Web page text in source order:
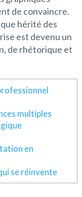
de convaincre.
hérité des
est devenu un
de rhétorique et
multiples
en
se réinvente